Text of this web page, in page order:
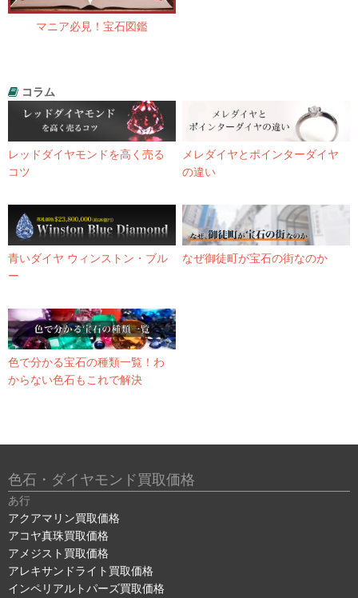
マニア必見！宝石図鑑
コラム
レッドダイヤモンドを高く売る
コツ
メレダイヤとポインターダイヤ
の違い
青いダイヤ ウィンストン・ブル
ー
なぜ御徒町が宝石の街なのか
色で分かる宝石の種類一覧！わ
からない色石もこれで解決
色石・ダイヤモンド買取価格
あ行
アクアマリン買取価格
アコヤ真珠買取価格
アメジスト買取価格
アレキサンドライト買取価格
インペリアルトパーズ買取価格